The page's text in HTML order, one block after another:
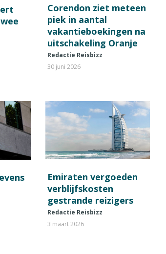
Corendon ziet meteen
piek in aantal
vakantieboekingen na
uitschakeling Oranje
Redactie Reisbizz
30 juni 2026
Emiraten vergoeden
verblijfskosten
gestrande reizigers
Redactie Reisbizz
3 maart 2026